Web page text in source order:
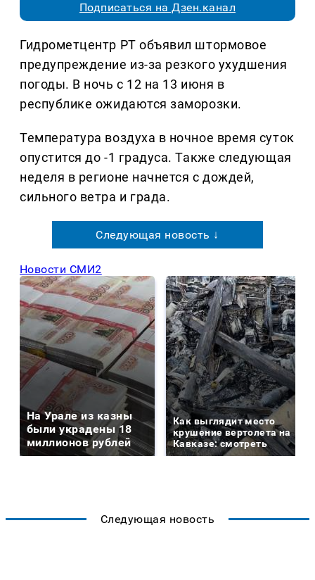
Подписаться на Дзен.канал
Гидрометцентр РТ объявил штормовое
предупреждение из-за резкого ухудшения
погоды. В ночь с 12 на 13 июня в
республике ожидаются заморозки.
Температура воздуха в ночное время суток
опустится до -1 градуса. Также следующая
неделя в регионе начнется с дождей,
сильного ветра и града.
Следующая новость ↓
Новости СМИ2
На Урале из казны
были украдены 18
миллионов рублей
Как выглядит место
крушение вертолета на
Кавказе: смотреть
Следующая новость